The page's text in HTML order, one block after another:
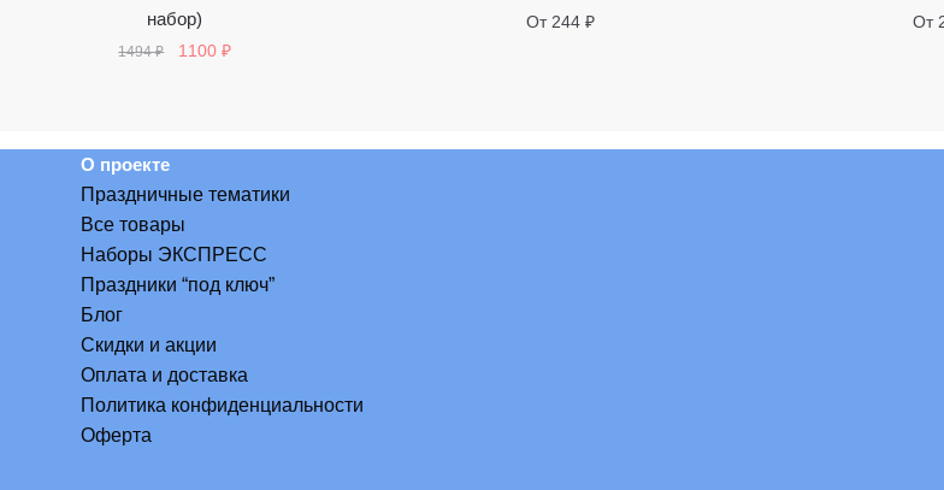
набор)
1494₽
Первоначальная
1100₽Текущая
От 244₽ От
О проекте
Праздничные тематики
Все товары
Наборы ЭКСПРЕСС
Праздники “под ключ”
Блог
Скидки и акции
Оплата и доставка
Политика конфиденциальности
Оферта